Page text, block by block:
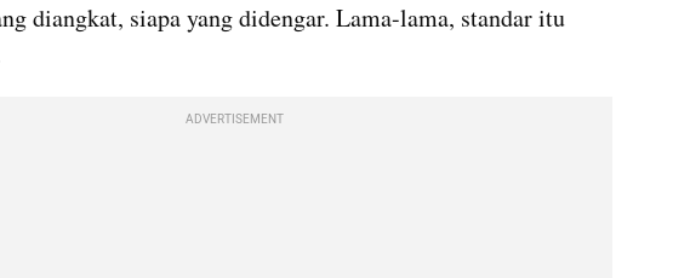
diangkat, siapa yang didengar. Lama-lama, standar itu
ADVERTISEMENT